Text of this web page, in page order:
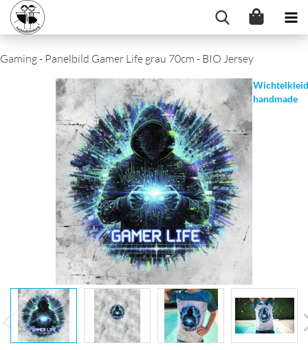
Gaming - Panelbild Gamer Life grau 70cm - BIO Jersey
handmade